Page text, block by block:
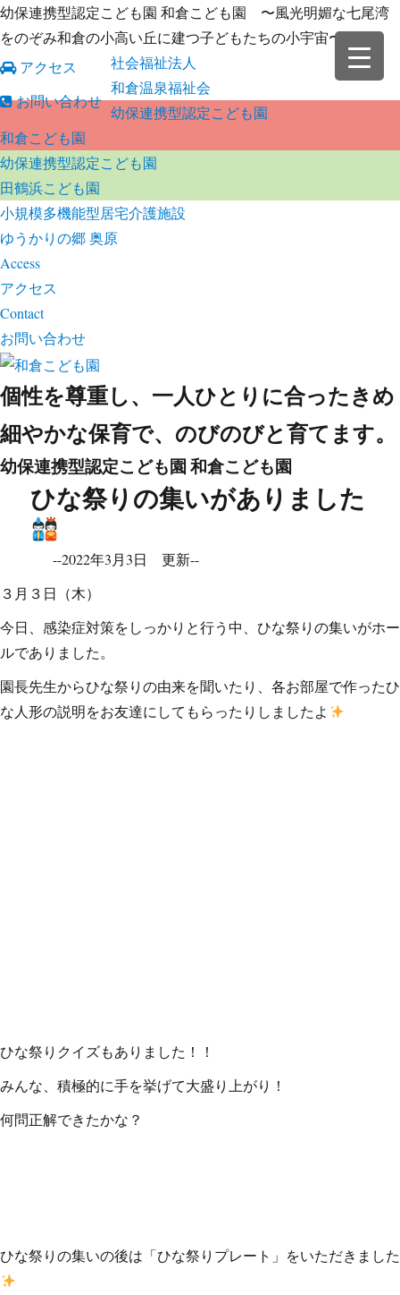
幼保連携型認定こども園 和倉こども園 〜風光明媚な七尾湾
をのぞみ和倉の小高い丘に建つ子どもたちの小宇宙〜
アクセス
お問い合わせ
社会福祉法人
和倉温泉福祉会
幼保連携型認定こども園
和倉こども園
幼保連携型認定こども園
田鶴浜こども園
小規模多機能型居宅介護施設
ゆうかりの郷 奥原
Access
アクセス
Contact
お問い合わせ
個性を尊重し、一人ひとりに合ったきめ
細やかな保育で、のびのびと育てます。
幼保連携型認定こども園 和倉こども園
ひな祭りの集いがありました
--2022年3月3日 更新--
３月３日（木）
今日、感染症対策をしっかりと行う中、ひな祭りの集いがホー
ルでありました。
園長先生からひな祭りの由来を聞いたり、各お部屋で作ったひ
な人形の説明をお友達にしてもらったりしましたよ
ひな祭りクイズもありました！！
みんな、積極的に手を挙げて大盛り上がり！
何問正解できたかな？
ひな祭りの集いの後は「ひな祭りプレート」をいただきました